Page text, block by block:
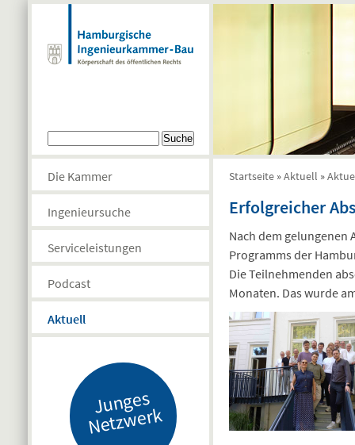
Direkt zum Inhalt
Suchformular
Die Kammer
Ingenieursuche
Serviceleistungen
Podcast
Aktuell
J
u
n
g
es
N
etz
w
er
k
Sie sind hier
Startseite »Aktuell »
Erfolgreicher
Nach dem gelungenen
Programms der
Die Teilnehmenden
Monaten. Das wurde